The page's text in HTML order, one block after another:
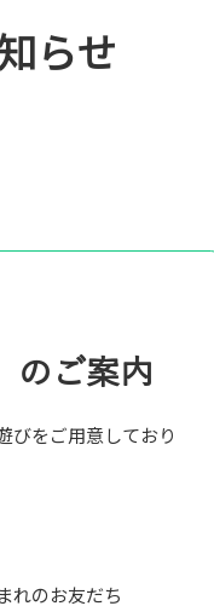
らせ
のご案内
びをご用意しており
れのお友だち